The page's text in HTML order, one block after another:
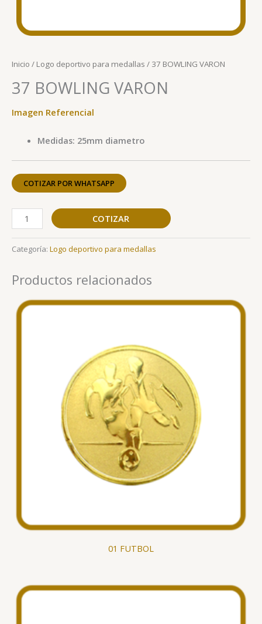
Inicio / Logo deportivo para medallas / 37 BOWLING VARON
37 BOWLING VARON
Imagen Referencial
Medidas: 25mm diametro
COTIZAR POR WHATSAPP
COTIZAR
Categoría: Logo deportivo para medallas
Productos relacionados
01 FUTBOL